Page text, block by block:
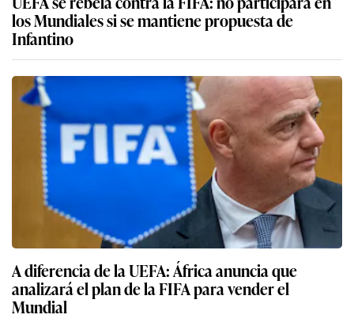
los Mundiales si se mantiene propuesta de
Infantino
A diferencia de la UEFA: África anuncia que
analizará el plan de la FIFA para vender el
Mundial